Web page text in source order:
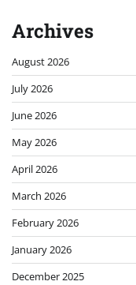
Archives
August 2026
July 2026
June 2026
May 2026
April 2026
March 2026
February 2026
January 2026
December 2025